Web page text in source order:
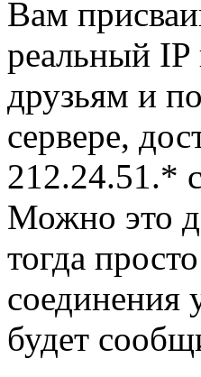
Вам
реальный
друзьям и
сервере,
212.24.51.*
Можно это
тогда
соединения
будет